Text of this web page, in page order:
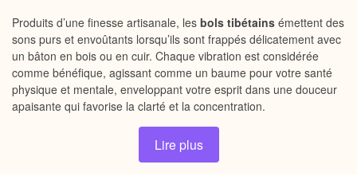
Produits d’une finesse artisanale, les bols tibétains émettent des
sons purs et envoûtants lorsqu’ils sont frappés délicatement avec
un bâton en bois ou en cuir. Chaque vibration est considérée
comme bénéfique, agissant comme un baume pour votre santé
physique et mentale, enveloppant votre esprit dans une douceur
apaisante qui favorise la clarté et la concentration.
Par ailleurs, ces magnifiques bols ne s’arrêtent pas à leur seule
beauté sonore : ils participent également à des pratiques de
Lire plus